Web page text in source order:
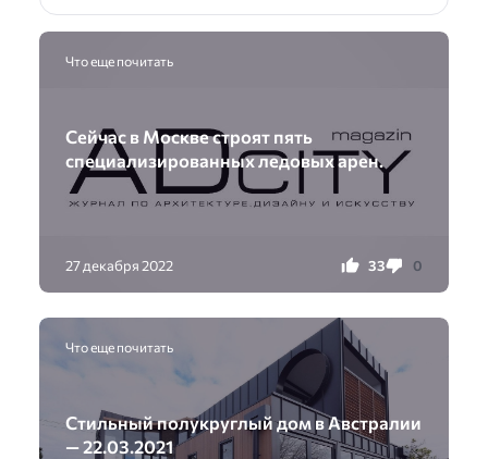
Что еще почитать
Сейчас в Москве строят пять
специализированных ледовых арен.
27 декабря 2022 33 0
Что еще почитать
Стильный полукруглый дом в Австралии
— 22.03.2021